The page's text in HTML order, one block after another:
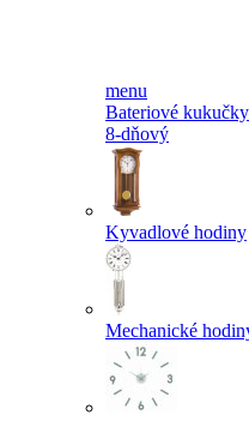
menu
Bateriové kukučky
8-dňový
Kyvadlové hodiny
Mechanické